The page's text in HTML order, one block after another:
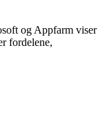
og Appfarm viser
fordelene,